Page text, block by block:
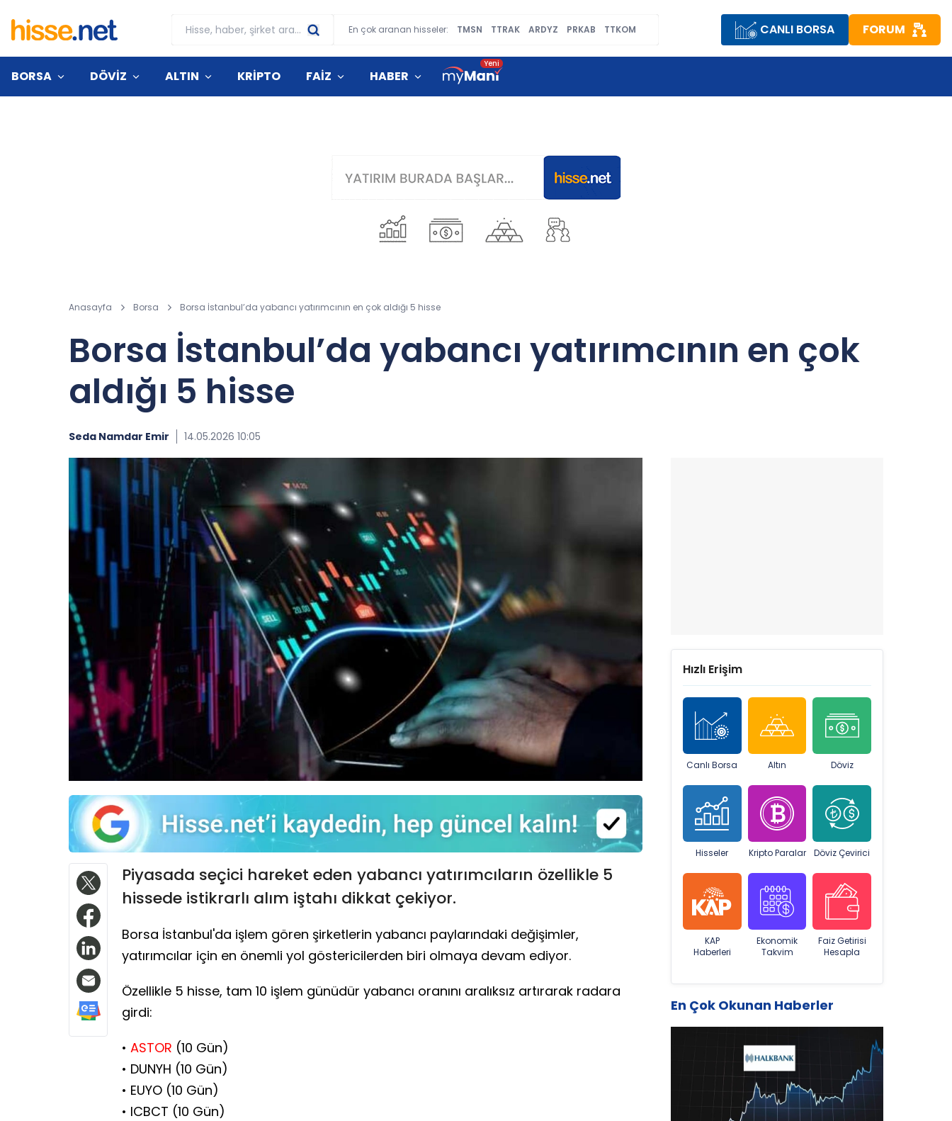
En çok aranan hisseler: TMSN TTRAK ARDYZ PRKAB TTKOM CANLI BORSA FORUM
BORSA DÖVİZ ALTIN KRİPTO FAİZ HABER
Anasayfa Borsa Borsa İstanbul’da yabancı yatırımcının en çok aldığı 5 hisse
Borsa İstanbul’da yabancı yatırımcının en çok
aldığı 5 hisse
Seda Namdar Emir 14.05.2026 10:05
Piyasada seçici hareket eden yabancı yatırımcıların özellikle 5
hissede istikrarlı alım iştahı dikkat çekiyor.
Borsa İstanbul'da işlem gören şirketlerin yabancı paylarındaki değişimler,
yatırımcılar için en önemli yol göstericilerden biri olmaya devam ediyor.
Özellikle 5 hisse, tam 10 işlem günüdür yabancı oranını aralıksız artırarak radara
girdi:
• ASTOR (10 Gün)
• DUNYH (10 Gün)
• EUYO (10 Gün)
• ICBCT (10 Gün)
Hızlı Erişim
Canlı Borsa Altın Döviz
Hisseler Kripto Paralar Döviz Çevirici
KAP
Haberleri
Ekonomik
Takvim
Faiz Getirisi
Hesapla
En Çok Okunan Haberler